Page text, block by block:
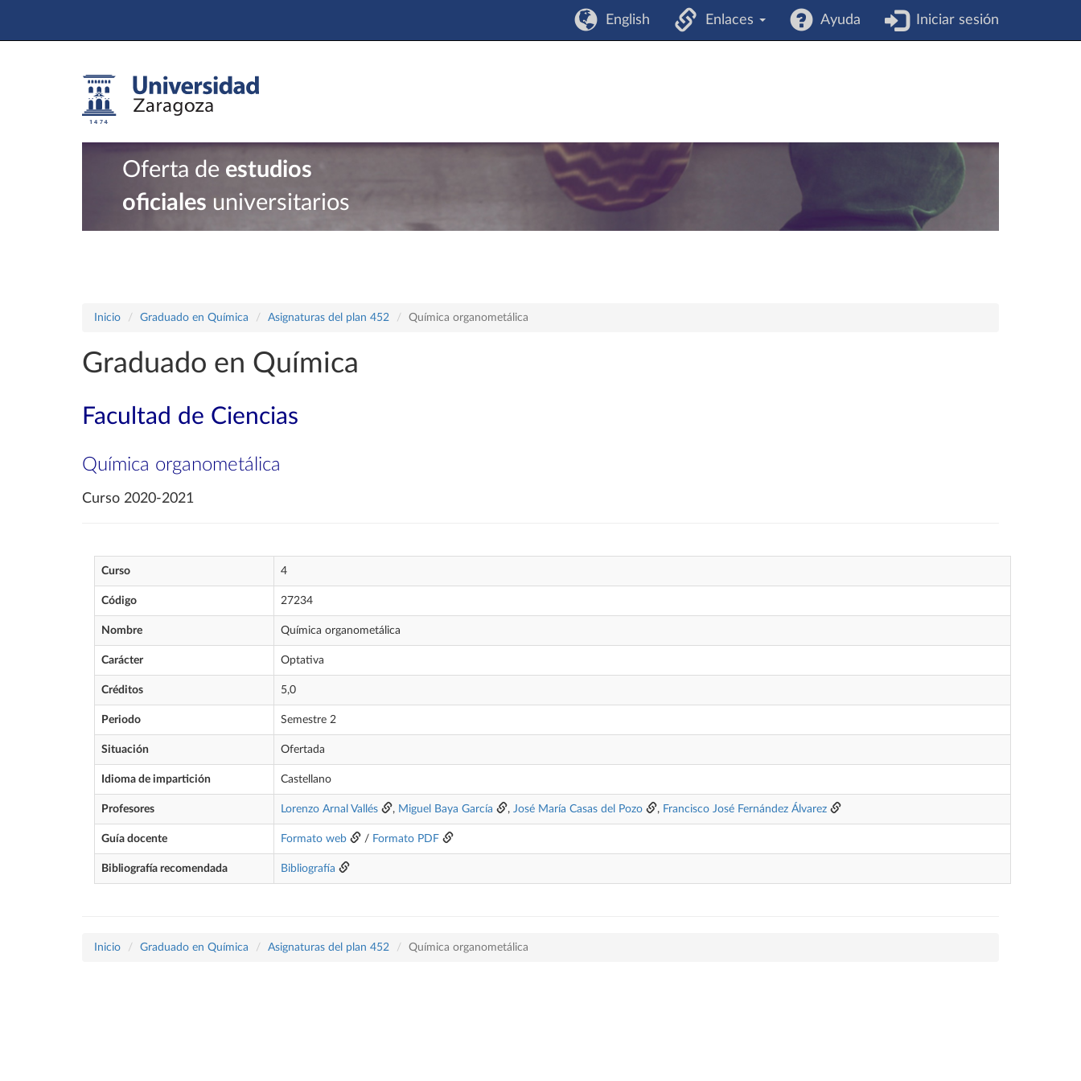
English Enlaces Ayuda Iniciar sesión
Oferta de estudios
oficiales universitarios
Inicio Graduado en Química Asignaturas del plan 452 Química organometálica
Graduado en Química
Facultad de Ciencias
Química organometálica
Curso 2020-2021
Curso 4
Código 27234
Nombre Química organometálica
Carácter Optativa
Créditos 5,0
Periodo Semestre 2
Situación Ofertada
Idioma de impartición Castellano
Profesores Lorenzo Arnal Vallés , Miguel Baya García , José María Casas del Pozo , Francisco José Fernández Álvarez
Guía docente Formato web / Formato PDF
Bibliografía recomendada Bibliografía
Inicio Graduado en Química Asignaturas del plan 452 Química organometálica